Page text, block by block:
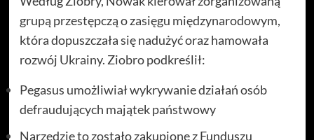
grupą przestępczą o zasięgu międzynarodowym,
która dopuszczała się nadużyć oraz hamowała
rozwój Ukrainy. Ziobro podkreślił:
Pegasus umożliwiał wykrywanie działań osób
defraudujących majątek państwowy
Narzędzie to zostało zakupione z Funduszu